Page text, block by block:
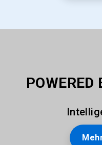
POWERED